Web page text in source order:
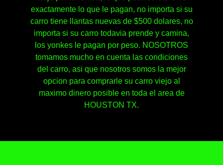
exactamente lo que le pagan, no importa si su
carro tiene llantas nuevas de $500 dolares, no
importa si su carro todavia prende y camina,
los yonkes le pagan por peso. NOSOTROS
tomamos mucho en cuenta las condiciones
del carro, asi que nosotros somos la mejor
opcion para comprarle su carro viejo al
maximo dinero posible en toda el area de
HOUSTON TX.